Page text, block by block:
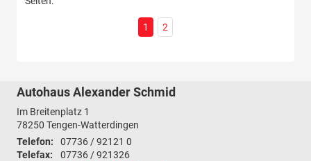
1 2
Autohaus Alexander Schmid
Im Breitenplatz 1
78250 Tengen-Watterdingen
Telefon:
07736 / 92121 0
Telefax:
07736 / 921326